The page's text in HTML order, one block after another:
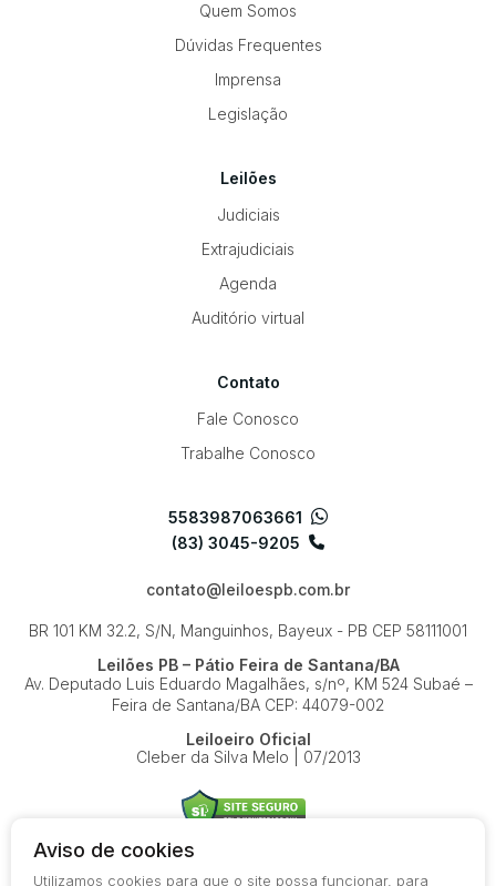
Quem Somos
Dúvidas Frequentes
Imprensa
Legislação
Leilões
Judiciais
Extrajudiciais
Agenda
Auditório virtual
Contato
Fale Conosco
Trabalhe Conosco
5583987063661
(83) 3045-9205
contato@leiloespb.com.br
BR 101 KM 32.2, S/N, Manguinhos, Bayeux - PB CEP 58111001
Leilões PB – Pátio Feira de Santana/BA
Av. Deputado Luis Eduardo Magalhães, s/nº, KM 524Subaé –
Feira de Santana/BA CEP: 44079-002
Leiloeiro Oficial
Cleber da Silva Melo | 07/2013
Aviso de cookies
Utilizamos cookies para que o site possa funcionar, para